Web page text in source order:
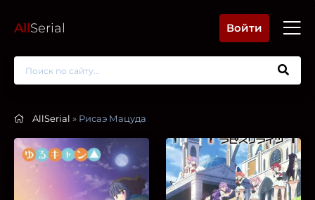
AllSerial Войти
AllSerial » Рисаэ Мацуда